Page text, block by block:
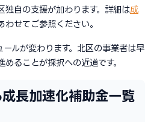
独自の支援が加わります。詳細は成
わせてご参照ください。
ルが変わります。北区の事業者は早
ることが採択への近道です。
長加速化補助金一覧